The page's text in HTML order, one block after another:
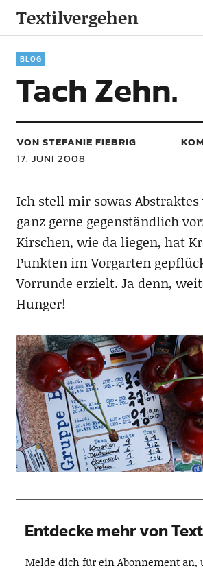
Textilvergehen
BLOG
Tach Zehn.
VON STEFANIE FIEBRIG
17. JUNI 2008
Ich stell mir sowas Abstraktes
ganz gerne gegenständlich
Kirschen, wie da liegen, hat
Punktenim Vorgarten
Vorrunde erzielt. Ja denn,
Hunger!
Entdecke mehr von
Melde dich für ein Abonnement an,